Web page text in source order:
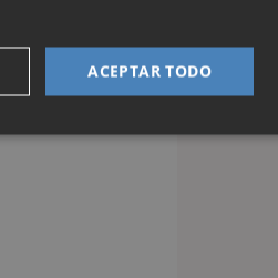
ACEPTAR TODO